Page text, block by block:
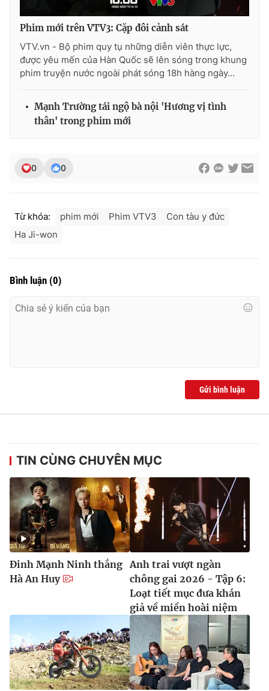
Phim mới trên VTV3: Cặp đôi cảnh sát
VTV.vn - Bộ phim quy tụ những diễn viên thực lực,
được yêu mến của Hàn Quốc sẽ lên sóng trong khung
phim truyện nước ngoài phát sóng 18h hàng ngày...
Mạnh Trường tái ngộ bà nội 'Hương vị tình
thân' trong phim mới
0 0
Từ khóa: phim mới Phim VTV3
Con tàu y đức
Ha Ji-won
Bình luận (0)
Gửi bình luận
TIN CÙNG CHUYÊN MỤC
Đinh Mạnh Ninh thắng
Hà An Huy
Anh trai vượt ngàn
chông gai 2026 - Tập 6:
Loạt tiết mục đưa khán
giả về miền hoài niệm